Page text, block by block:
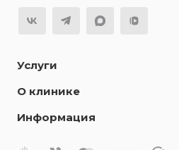
Услуги
О клинике
Информация